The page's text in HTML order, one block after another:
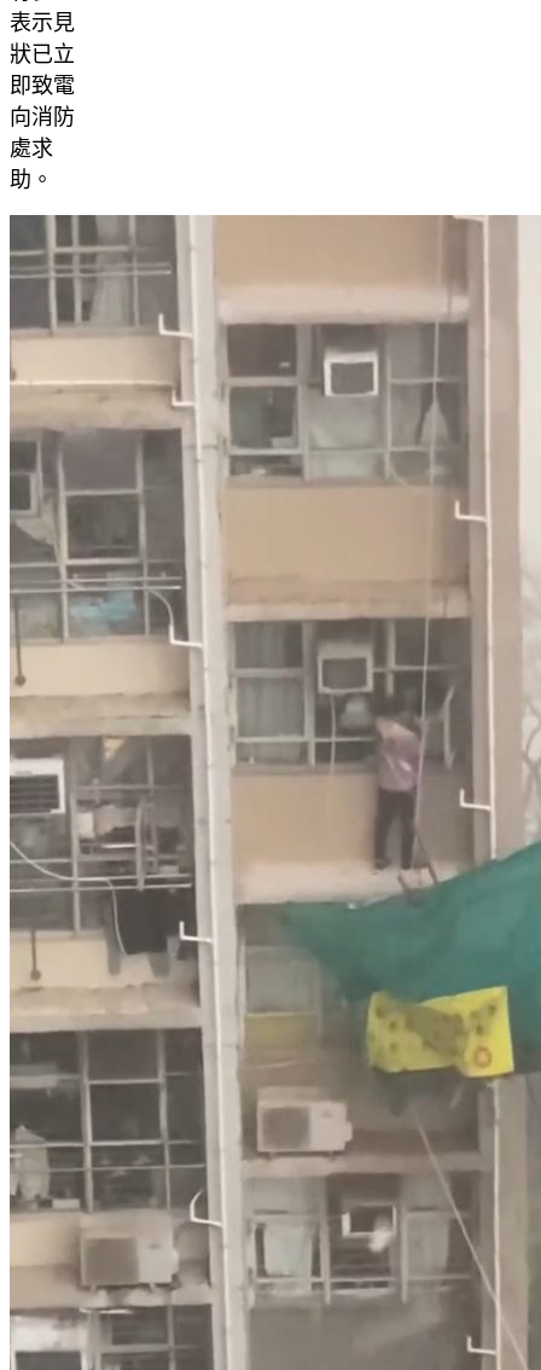
表示見
狀已立
即致電
向消防
處求
助。